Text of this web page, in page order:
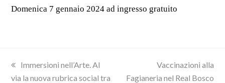
Domenica 7 gennaio 2024 ad ingresso gratuito
previous
post:
Immersioni nell’Arte. Al
via la nuova rubrica social tra
next
post:
Vaccinazioni alla
Fagianeria nel Real Bosco